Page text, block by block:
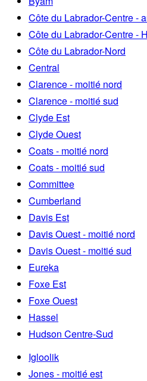
Côte du Labrador-Centre -
Côte du Labrador-Centre -
Côte du Labrador-Nord
Central
Clarence - moitié nord
Clarence - moitié sud
Clyde Est
Clyde Ouest
Coats - moitié nord
Coats - moitié sud
Committee
Cumberland
Davis Est
Davis Ouest - moitié nord
Davis Ouest - moitié sud
Eureka
Foxe Est
Foxe Ouest
Hassel
Hudson Centre-Sud
Igloolik
Jones - moitié est